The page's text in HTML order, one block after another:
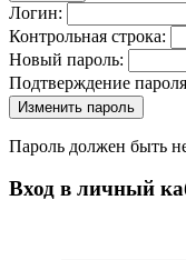
Логин:
Контрольная строка:
Новый пароль:
Подтверждение
Пароль должен быть
Вход в личный